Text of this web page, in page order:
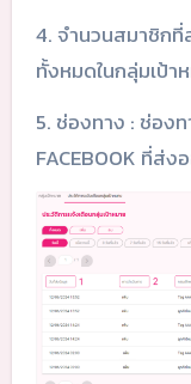
4. จำนวนสมาชิกที่
ทั้งหมดในกลุ่มเป้า
5. ช่องทาง : ช่องท
FACEBOOK ที่ส่ง